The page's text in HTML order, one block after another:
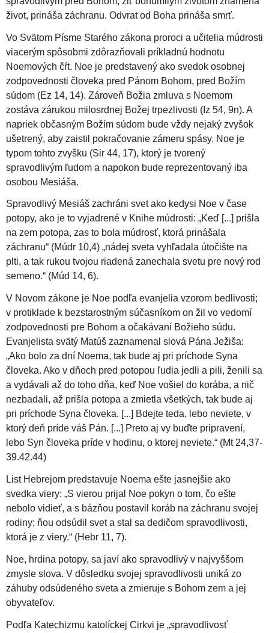
život, prináša záchranu. Odvrat od Boha prináša smrť.
Vo Svätom Písme Starého zákona proroci a učitelia múdrosti
viacerým spôsobmi zdôrazňovali príkladnú hodnotu
Noemových čŕt. Noe je predstavený ako svedok osobnej
zodpovednosti človeka pred Pánom Bohom, pred Božím
súdom (Ez 14, 14). Zároveň Božia zmluva s Noemom
zostáva zárukou milosrdnej Božej trpezlivosti (Iz 54, 9n). A
napriek občasným Božím súdom bude vždy nejaký zvyšok
ušetrený, aby zaistil pokračovanie zámeru spásy. Noe je
typom tohto zvyšku (Sir 44, 17), ktorý je tvorený
spravodlivým ľudom a napokon bude reprezentovaný iba
osobou Mesiáša.
Spravodlivý Mesiáš zachráni svet ako kedysi Noe v čase
potopy, ako je to vyjadrené v Knihe múdrosti: „Keď [...] prišla
na zem potopa, zas to bola múdrosť, ktorá prinášala
záchranu“ (Múdr 10,4) „nádej sveta vyhľadala útočište na
plti, a tak rukou tvojou riadená zanechala svetu pre nový rod
semeno.“ (Múd 14, 6).
V Novom zákone je Noe podľa evanjelia vzorom bedlivosti;
v protiklade k bezstarostným súčasníkom on žil vo vedomí
zodpovednosti pre Bohom a očakávaní Božieho súdu.
Evanjelista svätý Matúš zaznamenal slová Pána Ježiša:
„Ako bolo za dní Noema, tak bude aj pri príchode Syna
človeka. Ako v dňoch pred potopou ľudia jedli a pili, ženili sa
a vydávali až do toho dňa, keď Noe vošiel do korába, a nič
nezbadali, až prišla potopa a zmietla všetkých, tak bude aj
pri príchode Syna človeka. [...] Bdejte teda, lebo neviete, v
ktorý deň príde váš Pán. [...] Preto aj vy buďte pripravení,
lebo Syn človeka príde v hodinu, o ktorej neviete.“ (Mt 24,37-
39.42.44)
List Hebrejom predstavuje Noema ešte jasnejšie ako
svedka viery: „S vierou prijal Noe pokyn o tom, čo ešte
nebolo vidieť, a s bázňou postavil koráb na záchranu svojej
rodiny; ňou odsúdil svet a stal sa dedičom spravodlivosti,
ktorá je z viery.“ (Hebr 11, 7).
Noe, hrdina potopy, sa javí ako spravodlivý v najvyššom
zmysle slova. V dôsledku svojej spravodlivosti uniká zo
záhuby odsúdeného sveta a zmieruje s Bohom zem a jej
obyvateľov.
Podľa Katechizmu katolíckej Cirkvi je „spravodlivosť